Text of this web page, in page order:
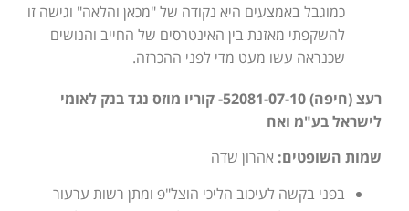
כמוגבל באמצעים היא נקודה של "מכאן והלאה" וגישה זו
להשקפתי מאזנת בין האינטרסים של החייב והנושים
שכנראה עשו מעט מדי לפני ההכרזה.
רעצ (חיפה) 52081-07-10- קוריו מוזס נגד בנק לאומי
לישראל בע"מ ואח
שמות השופטים: אהרון שדה
בפני בקשה לעיכוב הליכי הוצל"פ ומתן רשות ערעור